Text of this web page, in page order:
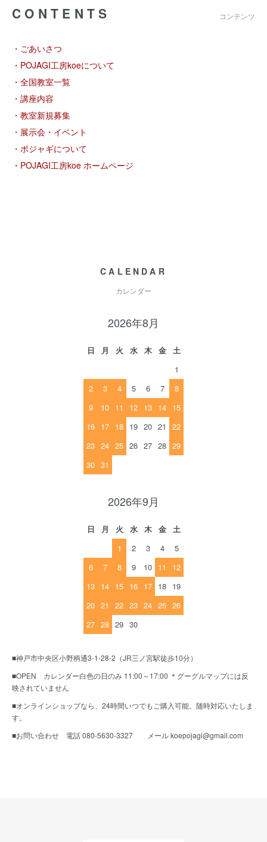
CONTENTS コンテンツ
・ごあいさつ
・POJAGI工房koeについて
・全国教室一覧
・講座内容
・教室新規募集
・展示会・イベント
・ポジャギについて
・POJAGI工房koe ホームページ
CALENDAR
カレンダー
2026年8月
日 月 火 水 木 金
土
1
2
3 4 5 6 7
8
9
10 11 12 13 14 15
16 17 18 19 20 21
22
23 24 25 26 27 28 29
30 31
2026年9月
日 月 火 水 木 金
土
1
2 3 4
5
6
7 8 9 10 11
12
13 14 15 16 17 18 19
20 21 22 23 24 25 26
27 28 29 30
■神戸市中央区小野柄通3-1-28-2（JR三ノ宮駅徒歩10分）
■OPEN カレンダー白色の日のみ 11:00～17:00 ＊グーグルマップには反
映されていません
■オンラインショップなら、24時間いつでもご購入可能。随時対応いたしま
す。
■お問い合わせ 電話 080-5630-3327 メール koepojagi@gmail.com